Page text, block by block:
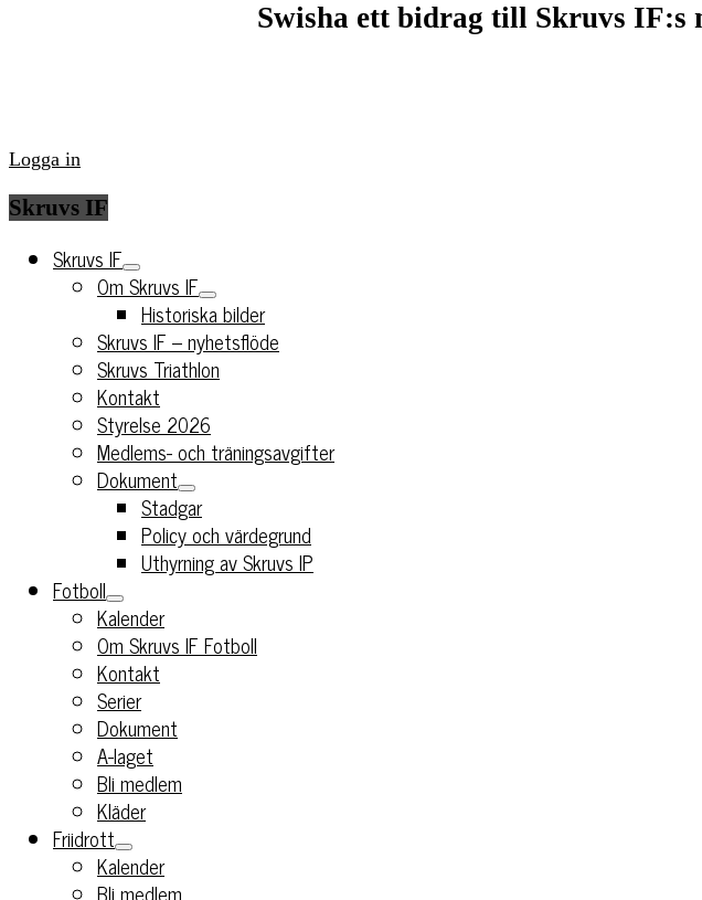
Swisha ett bidrag till Skruvs IF:s
Logga in
Skruvs IF
Skruvs IF
Om Skruvs IF
Historiska bilder
Skruvs IF – nyhetsflöde
Skruvs Triathlon
Kontakt
Styrelse 2026
Medlems- och träningsavgifter
Dokument
Stadgar
Policy och värdegrund
Uthyrning av Skruvs IP
Fotboll
Kalender
Om Skruvs IF Fotboll
Kontakt
Serier
Dokument
A-laget
Bli medlem
Kläder
Friidrott
Kalender
Bli medlem